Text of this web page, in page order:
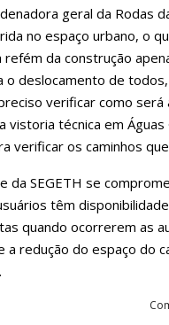
geral da Rodas
no espaço urbano, o
da construção
deslocamento de
verificar como
vistoria técnica em
verificar os caminhos
da SEGETH se
têm
quando ocorrerem as
redução do espaço do